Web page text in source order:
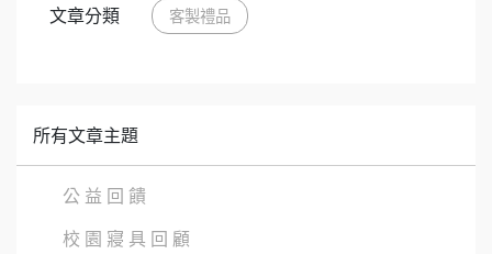
文章分類 客製禮品
所有文章主題
公 益 回 饋
校 園 寢 具 回 顧